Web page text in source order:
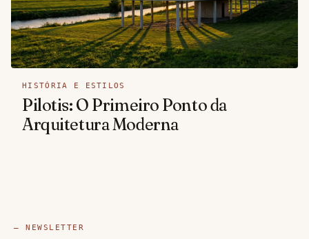
HISTÓRIA E ESTILOS
Pilotis: O Primeiro Ponto da
Arquitetura Moderna
— NEWSLETTER